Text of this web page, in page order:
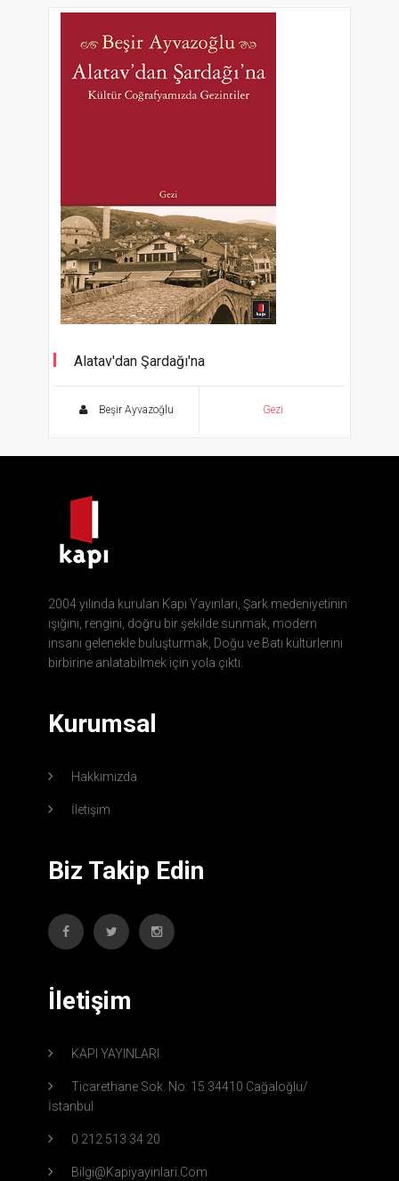
Alatav'dan Şardağı'na
Beşir Ayvazoğlu Gezi
2004 yılında kurulan Kapı Yayınları, Şark medeniyetinin
ışığını, rengini, doğru bir şekilde sunmak, modern
insanı gelenekle buluşturmak, Doğu ve Batı kültürlerini
birbirine anlatabilmek için yola çıktı.
Kurumsal
Hakkımızda
İletişim
Biz Takip Edin
İletişim
KAPI YAYINLARI
Ticarethane Sok. No: 15 34410 Cağaloğlu/
İstanbul
0 212 513 34 20
Bilgi@kapiyayinlari.com